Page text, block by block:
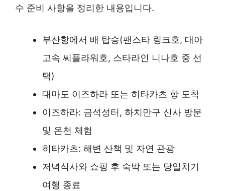
수 준비 사항을 정리한 내용입니다.
부산항에서 배 탑승(팬스타 링크호, 대아
고속 씨플라워호, 스타라인 니나호 중 선
택)
대마도 이즈하라 또는 히타카츠 항 도착
이즈하라: 금석성터, 하치만구 신사 방문
및 온천 체험
히타카츠: 해변 산책 및 자연 관광
저녁식사와 쇼핑 후 숙박 또는 당일치기
여행 종료